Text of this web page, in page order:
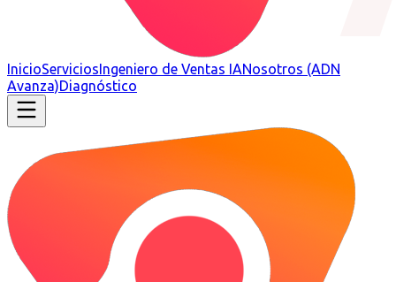
InicioServiciosIngeniero de Ventas IANosotros (ADN
Avanza)Diagnóstico